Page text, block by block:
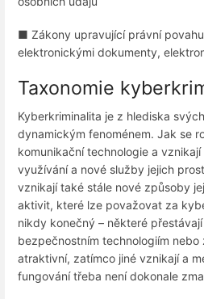
■ Zákony upravující právní
elektronickými dokumenty,
Taxonomie
Kyberkriminalita je z hlediska
dynamickým fenoménem. Jak se
komunikační technologie a
využívání a nové služby jejich
vznikají také stále nové způsoby
aktivit, které lze považovat za
nikdy konečný – některé
bezpečnostním technologiím nebo
atraktivní, zatímco jiné vznikají a
fungování třeba není dokonale